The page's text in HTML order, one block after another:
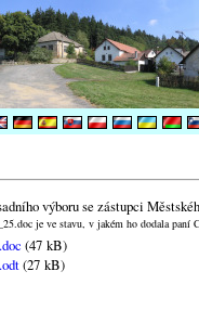
výboru se zástupci
je ve stavu, v jakém ho dodala
(47 kB)
(27 kB)